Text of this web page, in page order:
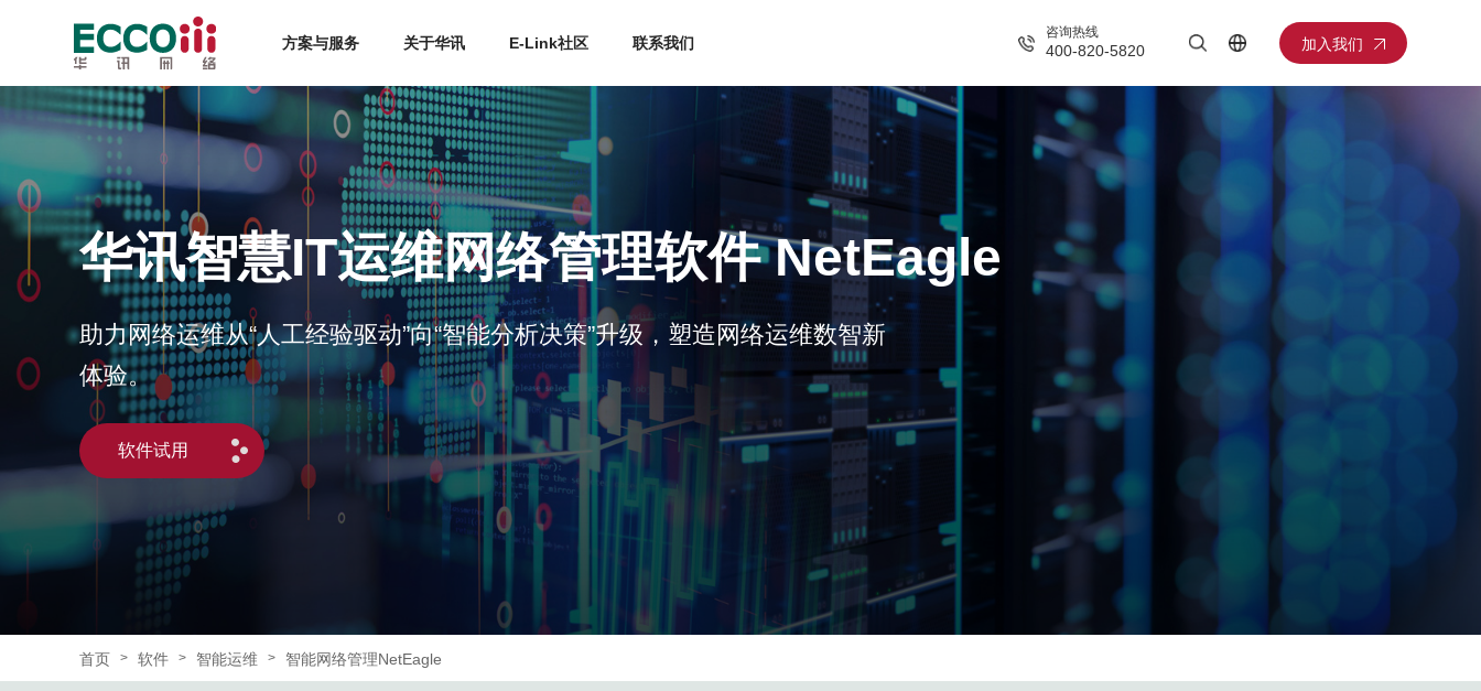
方案与服务 关于华讯 E-Link社区 联系我们
咨询热线
400-820-5820 加入我们
华讯智慧IT运维网络管理软件 NetEagle
助力网络运维从“人工经验驱动”向“智能分析决策”升级，塑造网络运维数智新
体验。
软件试用
首页 > 软件 > 智能运维 > 智能网络管理NetEagle